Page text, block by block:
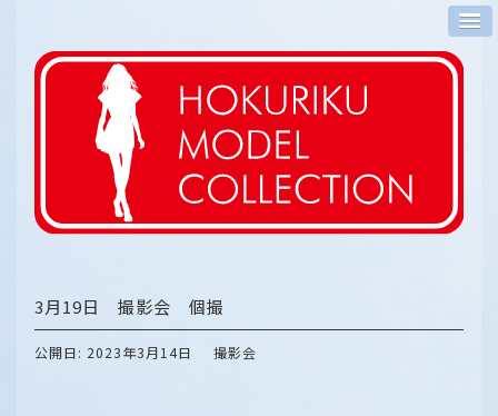
3月19日 撮影会 個撮
公開日: 2023年3月14日 撮影会